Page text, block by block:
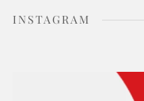
INSTAGRAM